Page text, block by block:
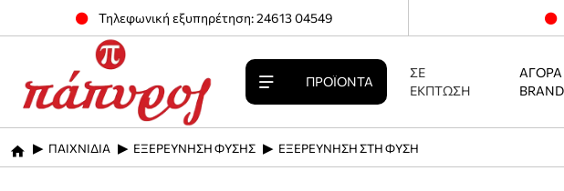
Τηλεφωνική εξυπηρέτηση: 24613 04549
ΠΡΟΪΌΝΤΑ
ΣΕ
ΈΚΠΤΩΣΗ
BRAND
home
ΠΑΙΧΝΙΔΙΑ ΕΞΕΡΕΥΝΗΣΗ ΦΥΣΗΣ ΕΞΕΡΕΥΝΗΣΗ ΣΤΗ ΦΥΣΗ